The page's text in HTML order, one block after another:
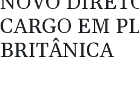
CARGO EM
BRITÂNICA